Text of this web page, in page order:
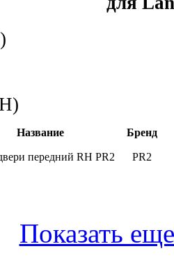
Название Бренд
передний RH PR2 PR2
Показать